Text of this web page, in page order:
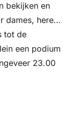
bekijken en
dames, heren
tot de
een podium
23.00